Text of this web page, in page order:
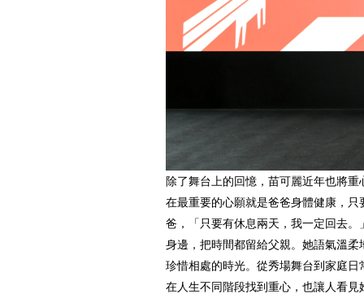
除了舞台上的回憶，苗可麗近年也將
在最重要的心願就是爸爸身體健康，
爸，「只要有休息兩天，我一定回去
身邊，把時間都留給父親。她語氣溫
珍惜相處的時光。從秀場舞台到家庭
在人生不同階段找到重心，也讓人看